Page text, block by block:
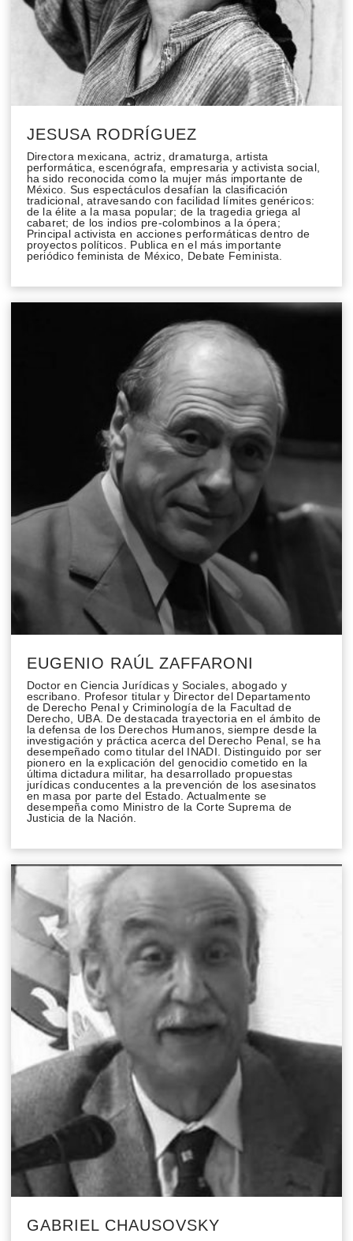
JESUSA RODRÍGUEZ
Directora mexicana, actriz, dramaturga, artista
performática, escenógrafa, empresaria y activista social,
ha sido reconocida como la mujer más importante de
México. Sus espectáculos desafían la clasificación
tradicional, atravesando con facilidad límites genéricos:
de la élite a la masa popular; de la tragedia griega al
cabaret; de los indios pre-colombinos a la ópera;
Principal activista en acciones performáticas dentro de
proyectos políticos. Publica en el más importante
periódico feminista de México, Debate Feminista.
EUGENIO RAÚL ZAFFARONI
Doctor en Ciencia Jurídicas y Sociales, abogado y
escribano. Profesor titular y Director del Departamento
de Derecho Penal y Criminología de la Facultad de
Derecho, UBA. De destacada trayectoria en el ámbito de
la defensa de los Derechos Humanos, siempre desde la
investigación y práctica acerca del Derecho Penal, se ha
desempeñado como titular del INADI. Distinguido por ser
pionero en la explicación del genocidio cometido en la
última dictadura militar, ha desarrollado propuestas
jurídicas conducentes a la prevención de los asesinatos
en masa por parte del Estado. Actualmente se
desempeña como Ministro de la Corte Suprema de
Justicia de la Nación.
GABRIEL CHAUSOVSKY